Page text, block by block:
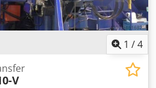
1 /4
V